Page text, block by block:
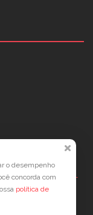
MACEIÓ - AL
o desempenho
concorda com
política de